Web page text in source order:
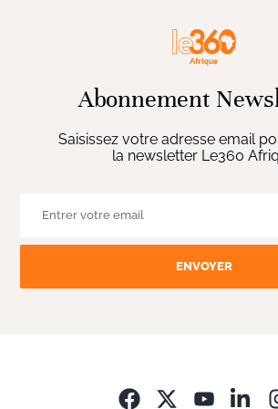
Abonnement
Saisissez votre adresse email
la newsletter Le360
ENVOYER